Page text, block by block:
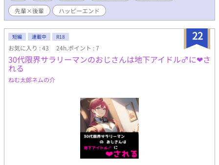
先輩×後輩
ハッピーエンド
22
短編 連載中 R18
お気に入り : 43 24h.ポイント : 7
30代限界サラリーマンのおじさんは地下アイドル♂に❤︎さ
れる
ねむ太郎ネムの介